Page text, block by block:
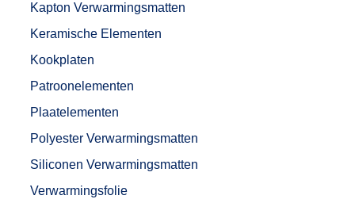
Kapton Verwarmingsmatten
Keramische Elementen
Kookplaten
Patroonelementen
Plaatelementen
Polyester Verwarmingsmatten
Siliconen Verwarmingsmatten
Verwarmingsfolie